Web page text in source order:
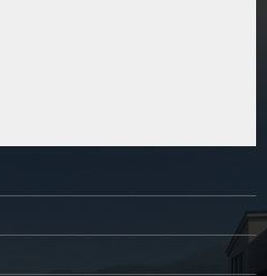
3,990万円
古淵駅